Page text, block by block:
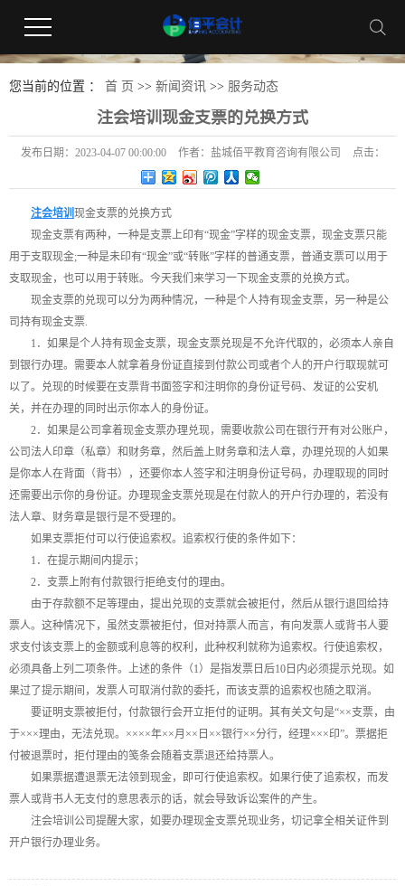
您当前的位置 ： 首 页 >> 新闻资讯 >> 服务动态
注会培训现金支票的兑换方式
发布日期： 2023-04-07 00:00:00 作者： 盐城佰平教育咨询有限公司
点击：
246
注会培训 现金支票的兑换方式
现金支票有两种，一种是支票上印有“现金”字样的现金支票，现金支票只能
用于支取现金;一种是未印有“现金”或“转账”字样的普通支票，普通支票可以用于
支取现金，也可以用于转账。今天我们来学习一下现金支票的兑换方式。
现金支票的兑现可以分为两种情况，一种是个人持有现金支票，另一种是公
司持有现金支票.
1．如果是个人持有现金支票，现金支票兑现是不允许代取的，必须本人亲自
到银行办理。需要本人就拿着身份证直接到付款公司或者个人的开户行取现就可
以了。兑现的时候要在支票背书面签字和注明你的身份证号码、发证的公安机
关，并在办理的同时出示你本人的身份证。
2．如果是公司拿着现金支票办理兑现，需要收款公司在银行开有对公账户，
公司法人印章（私章）和财务章，然后盖上财务章和法人章，办理兑现的人如果
是你本人在背面（背书），还要你本人签字和注明身份证号码，办理取现的同时
还需要出示你的身份证。办理现金支票兑现是在付款人的开户行办理的，若没有
法人章、财务章是银行是不受理的。
如果支票拒付可以行使追索权。追索权行使的条件如下：
1．在提示期间内提示；
2．支票上附有付款银行拒绝支付的理由。
由于存款额不足等理由，提出兑现的支票就会被拒付，然后从银行退回给持
票人。这种情况下，虽然支票被拒付，但对持票人而言，有向发票人或背书人要
求支付该支票上的金额或利息等的权利，此种权利就称为追索权。行使追索权，
必须具备上列二项条件。上述的条件（1）是指发票日后10日内必须提示兑现。如
果过了提示期间，发票人可取消付款的委托，而该支票的追索权也随之取消。
要证明支票被拒付，付款银行会开立拒付的证明。其有关文句是“××支票，由
于×××理由，无法兑现。××××年××月××日××银行××分行，经理×××印”。票据拒
付被退票时，拒付理由的笺条会随着支票退还给持票人。
如果票据遭退票无法领到现金，即可行使追索权。如果行使了追索权，而发
票人或背书人无支付的意思表示的话，就会导致诉讼案件的产生。
注会培训公司提醒大家，如要办理现金支票兑现业务，切记拿全相关证件到
开户银行办理业务。